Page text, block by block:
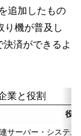
追加したもの
り機が普及し
済ができるよ
業と役割
役割
サーバー・システ